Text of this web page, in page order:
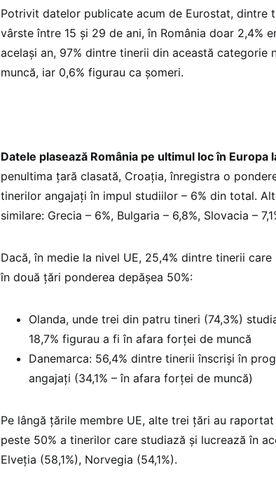
Potrivit datelor publicate acum de Eurostat, dintre
vârste între 15 și 29 de ani, în România doar 2,4%
același an, 97% dintre tinerii din această
muncă, iar 0,6% figurau ca șomeri.
Datele plasează România pe ultimul loc în Europa
penultima țară clasată, Croația, înregistra o
tinerilor angajați în impul studiilor – 6% din total.
similare: Grecia – 6%, Bulgaria – 6,8%, Slovacia –
Dacă, în medie la nivel UE, 25,4% dintre tinerii
în două țări ponderea depășea 50%:
Olanda, unde trei din patru tineri (74,3%)
18,7% figurau a fi în afara forței de muncă
Danemarca: 56,4% dintre tinerii înscriși în
angajați (34,1% – în afara forței de muncă)
Pe lângă țările membre UE, alte trei țări au
peste 50% a tinerilor care studiază și lucrează în
Elveția (58,1%), Norvegia (54,1%).